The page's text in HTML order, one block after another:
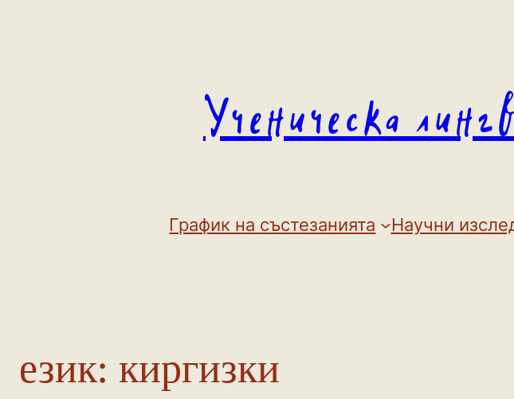
Ученическа
График на състезанията Научни
език: киргизки